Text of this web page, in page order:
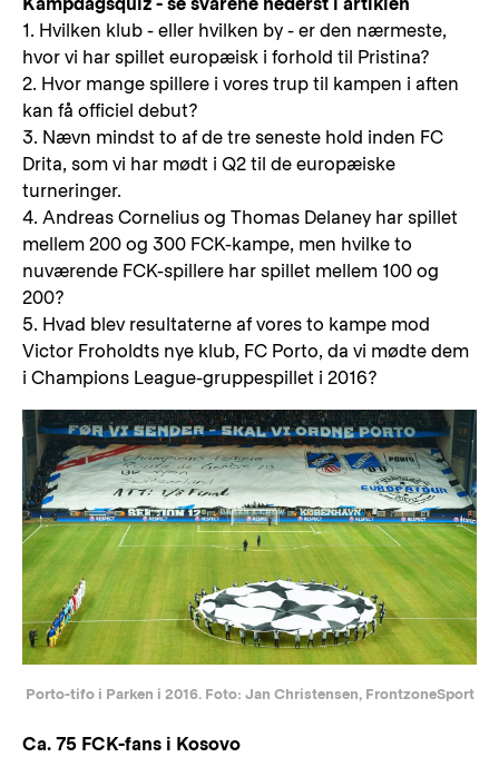
1. Hvilken klub - eller hvilken by - er den nærmeste,
hvor vi har spillet europæisk i forhold til Pristina?
2. Hvor mange spillere i vores trup til kampen i aften
kan få officiel debut?
3. Nævn mindst to af de tre seneste hold inden FC
Drita, som vi har mødt i Q2 til de europæiske
turneringer.
4. Andreas Cornelius og Thomas Delaney har spillet
mellem 200 og 300 FCK-kampe, men hvilke to
nuværende FCK-spillere har spillet mellem 100 og
200?
5. Hvad blev resultaterne af vores to kampe mod
Victor Froholdts nye klub, FC Porto, da vi mødte dem
i Champions League-gruppespillet i 2016?
Porto-tifo i Parken i 2016. Foto: Jan Christensen, FrontzoneSport
Ca. 75 FCK-fans i Kosovo